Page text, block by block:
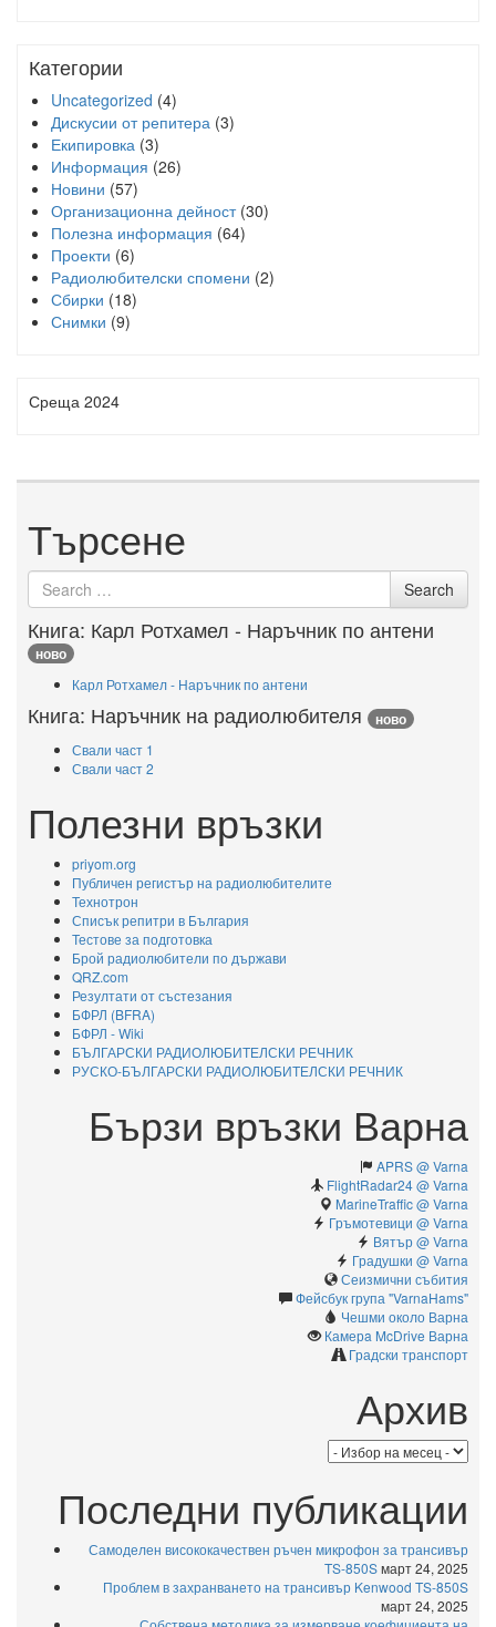
Категории
Uncategorized (4)
Дискусии от репитера (3)
Екипировка (3)
Информация (26)
Новини (57)
Организационна дейност(30)
Полезна информация (64)
Проекти (6)
Радиолюбителски спомени (2)
Сбирки (18)
Снимки (9)
Среща 2024
Търсене
Search
for
Search
Книга: Карл Ротхамел - Наръчник по антени
ново
Карл Ротхамел - Наръчник по антени
Книга: Наръчник на радиолюбителя ново
Свали част 1
Свали част 2
Полезни връзки
priyom.org
Публичен регистър на радиолюбителите
Технотрон
Списък репитри в България
Тестове за подготовка
Брой радиолюбители по държави
QRZ.com
Резултати от състезания
БФРЛ (BFRA)
БФРЛ - Wiki
БЪЛГАРСКИ РАДИОЛЮБИТЕЛСКИ РЕЧНИК
РУСКО-БЪЛГАРСКИ РАДИОЛЮБИТЕЛСКИ РЕЧНИК
Бързи връзки Варна
APRS @ Varna
FlightRadar24 @ Varna
MarineTraffic @ Varna
Гръмотевици @ Varna
Вятър @ Varna
Градушки @ Varna
Сеизмични събития
Фейсбук група "VarnaHams"
Чешми около Варна
Камерa McDrive Варна
Градски транспорт
Архив
Архив
Последни публикации
Самоделен висококачествен ръчен микрофон за трансивър
TS-850Sмарт 24, 2025
Проблем в захранването на трансивър Kenwood TS-850S
март 24, 2025